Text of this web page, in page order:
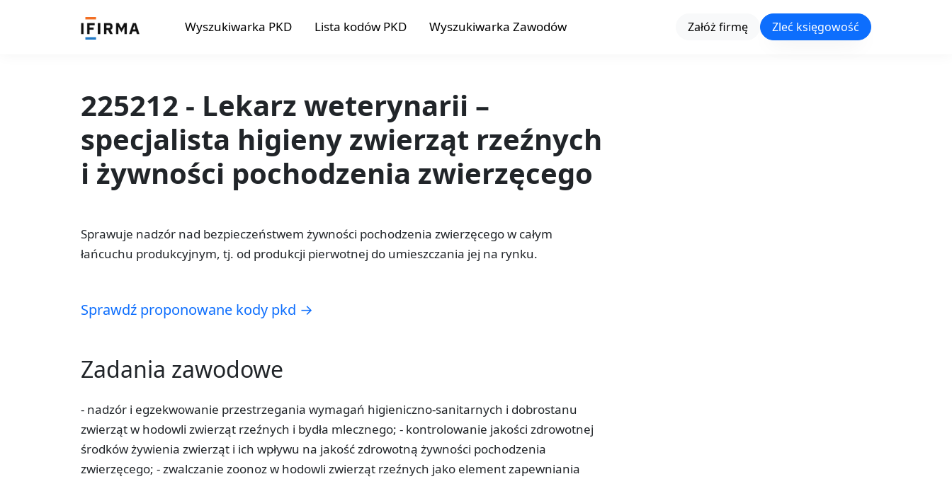
Wyszukiwarka PKD Lista kodów PKD Wyszukiwarka Zawodów Załóż firmę Zleć księgowość
225212 - Lekarz weterynarii –
specjalista higieny zwierząt rzeźnych
i żywności pochodzenia zwierzęcego
Sprawuje nadzór nad bezpieczeństwem żywności pochodzenia zwierzęcego w całym
łańcuchu produkcyjnym, tj. od produkcji pierwotnej do umieszczania jej na rynku.
Sprawdź proponowane kody pkd →
Zadania zawodowe
- nadzór i egzekwowanie przestrzegania wymagań higieniczno-sanitarnych i dobrostanu
zwierząt w hodowli zwierząt rzeźnych i bydła mlecznego; - kontrolowanie jakości zdrowotnej
środków żywienia zwierząt i ich wpływu na jakość zdrowotną żywności pochodzenia
zwierzęcego; - zwalczanie zoonoz w hodowli zwierząt rzeźnych jako element zapewniania